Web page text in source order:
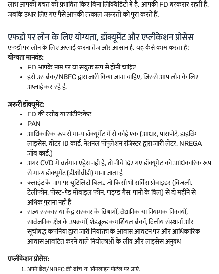
लाभ आपकी बचत को प्रभावित किए बिना लिक्विडिटी में है. आपकी FD बरकरार रहती है,
जबकि उधार लिए गए पैसे आपकी तत्काल ज़रूरतों को पूरा करते हैं.
एफडी पर लोन के लिए योग्यता, डॉक्यूमेंट और एप्लीकेशन प्रोसेस
एफडी पर लोन के लिए अप्लाई करना तेज़ और आसान है. यह कैसे काम करता है:
योग्यता मानदंड:
FD आपके नाम पर या संयुक्त रूप से होनी चाहिए.
इसे उस बैंक/NBFC द्वारा जारी किया जाना चाहिए, जिससे आप लोन के लिए
अप्लाई कर रहे हैं.
ज़रूरी डॉक्यूमेंट:
FD की रसीद या सर्टिफिकेट
PAN
आधिकारिक रूप से मान्य डॉक्यूमेंट में से कोई एक (आधार, पासपोर्ट, ड्राइविंग
लाइसेंस, वोटर ID कार्ड, नेशनल पॉपुलेशन रजिस्टर द्वारा जारी लेटर, NREGA
जॉब कार्ड,)
अगर OVD में वर्तमान एड्रेस नहीं है, तो नीचे दिए गए डॉक्यूमेंट को आधिकारिक रूप
से मान्य डॉक्यूमेंट (डीओवीडी) माना जाता है
क्लाइंट के नाम पर यूटिलिटी बिल,, जो किसी भी सर्विस प्रोवाइडर (बिजली,
टेलीफोन, पोस्ट-पेड मोबाइल फोन, पाइप्ड गैस, पानी के बिल) से दो महीने से
अधिक पुराना नहीं है
राज्य सरकार या केंद्र सरकार के विभागों, वैधानिक या नियामक निकायों,
सार्वजनिक क्षेत्र के उपक्रमों, शेड्यूल्ड कमर्शियल बैंकों, वित्तीय संस्थानों और
सूचीबद्ध कंपनियों द्वारा जारी नियोक्ता के आवास आवंटन पत्र और आधिकारिक
आवास आवंटित करने वाले नियोक्ताओं के लीव और लाइसेंस अनुबंध
एप्लीकेशन प्रोसेस:
अपने बैंक/NBFC की ब्रांच या ऑनलाइन पोर्टल पर जाएं.